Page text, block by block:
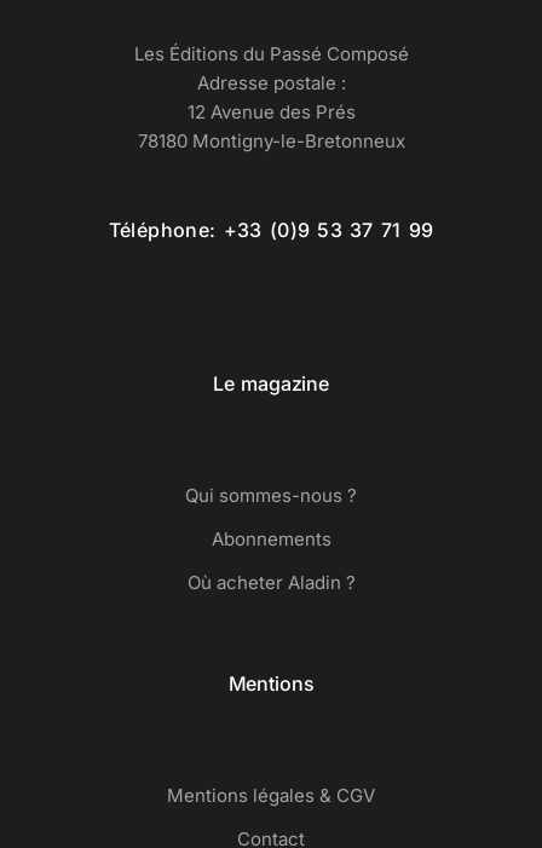
Les Éditions du Passé Composé
Adresse postale :
12 Avenue des Prés
78180 Montigny-le-Bretonneux
Téléphone: +33 (0)9 53 37 71 99
Le magazine
Qui sommes-nous ?
Abonnements
Où acheter Aladin ?
Mentions
Mentions légales & CGV
Contact